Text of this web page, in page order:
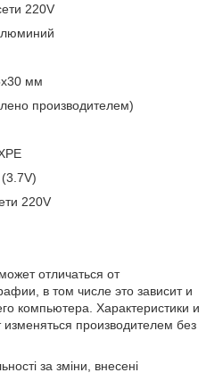
220V
мм
производителем)
220V
отличаться от
в том числе это зависит и
компьютера. Характеристики и
изменяться производителем без
за зміни, внесені